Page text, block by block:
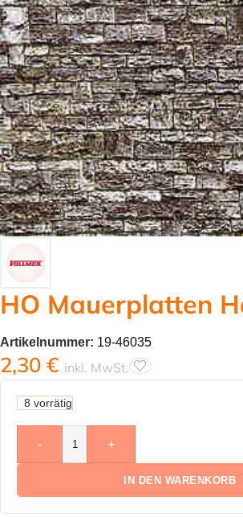
HO Mauerplatten
Artikelnummer: 19-46035
2,30 € inkl. MwSt.
8 vorrätig
- +
IN DEN WARENKORB